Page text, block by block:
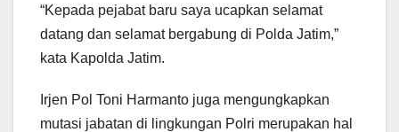
“Kepada pejabat baru saya ucapkan selamat
datang dan selamat bergabung di Polda Jatim,”
kata Kapolda Jatim.
Irjen Pol Toni Harmanto juga mengungkapkan
mutasi jabatan di lingkungan Polri merupakan hal